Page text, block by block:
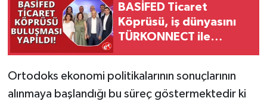
BASİFED Ticaret
Köprüsü, iş dünyasını
TÜRKONNECT ile
Ortodoks ekonomi politikalarının sonuçlarının
alınmaya başlandığı bu süreç göstermektedir ki